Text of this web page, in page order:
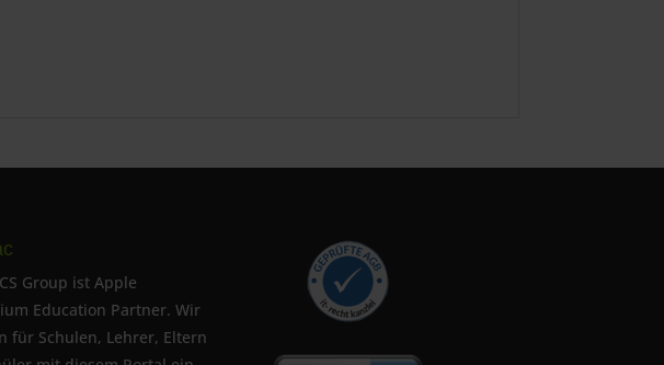
Group ist Apple
Education Partner. Wir
für Schulen, Lehrer, Eltern